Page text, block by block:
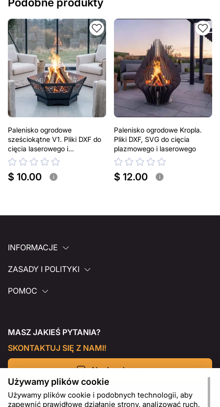
Palenisko ogrodowe
sześciokątne V1. Pliki DXF do
cięcia laserowego i
plazmowego
$ 10.00 i
Palenisko ogrodowe Kropla.
Pliki DXF, SVG do cięcia
plazmowego i laserowego
$ 12.00 i
INFORMACJE
ZASADY I POLITYKI
POMOC
MASZ JAKIEŚ PYTANIA?
SKONTAKTUJ SIĘ Z NAMI!
Napisz do nas
Używamy plików cookie
Używamy plików cookie i podobnych technologii, aby
zapewnić prawidłowe działanie strony, analizować ruch,